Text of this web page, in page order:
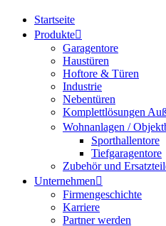
Startseite
Produkte
Garagentore
Haustüren
Hoftore & Türen
Industrie
Nebentüren
Komplettlösungen
Wohnanlagen /
Sporthallentore
Tiefgaragentore
Zubehör und
Unternehmen
Firmengeschichte
Karriere
Partner werden